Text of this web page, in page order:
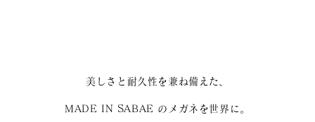
美しさと耐久性を兼ね備えた、
MADE IN SABAE のメガネを世界に。